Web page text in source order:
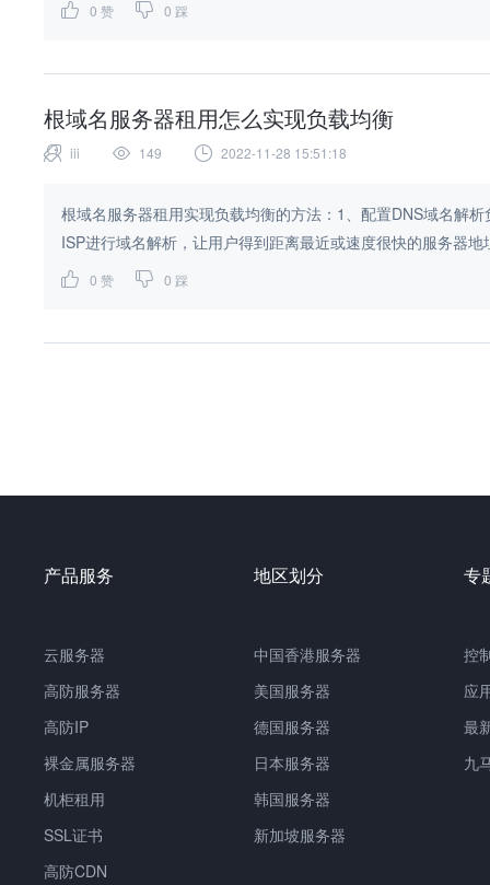
0 赞 0 踩
根域名服务器租用怎么实现负载均衡
iii 149 2022-11-28 15:51:18
根域名服务器租用实现负载均衡的方法：1、配置DNS域名解
ISP进行域名解析，让用户得到距离最近或速度很快的服务器
0 赞 0 踩
产品服务
云服务器
高防服务器
高防IP
裸金属服务器
机柜租用
SSL证书
高防CDN
地区划分
中国香港服务器
美国服务器
德国服务器
日本服务器
韩国服务器
新加坡服务器
专
控
应
最
九